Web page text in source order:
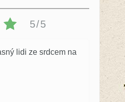
5/5
lidi ze srdcem na